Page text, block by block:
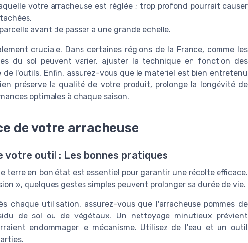
votre arracheuse est réglée ; trop profond pourrait causer
avant de passer à une grande échelle.
cruciale. Dans certaines régions de la France, comme les
du sol peuvent varier, ajuster la technique en fonction des
l'outils. Enfin, assurez-vous que le materiel est bien entretenu
préserve la qualité de votre produit, prolonge la longévité de
optimales à chaque saison.
de votre arracheuse
votre outil : Les bonnes pratiques
terre en bon état est essentiel pour garantir une récolte efficace.
», quelques gestes simples peuvent prolonger sa durée de vie.
chaque utilisation, assurez-vous que l'arracheuse pommes de
de sol ou de végétaux. Un nettoyage minutieux prévient
endommager le mécanisme. Utilisez de l'eau et un outil